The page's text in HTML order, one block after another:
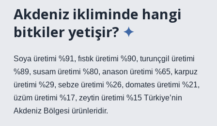
Akdeniz ikliminde hangi
bitkiler yetişir?
Soya üretimi %91, fıstık üretimi %90, turunçgil üretimi
%89, susam üretimi %80, anason üretimi %65, karpuz
üretimi %29, sebze üretimi %26, domates üretimi %21,
üzüm üretimi %17, zeytin üretimi %15 Türkiye’nin
Akdeniz Bölgesi ürünleridir.